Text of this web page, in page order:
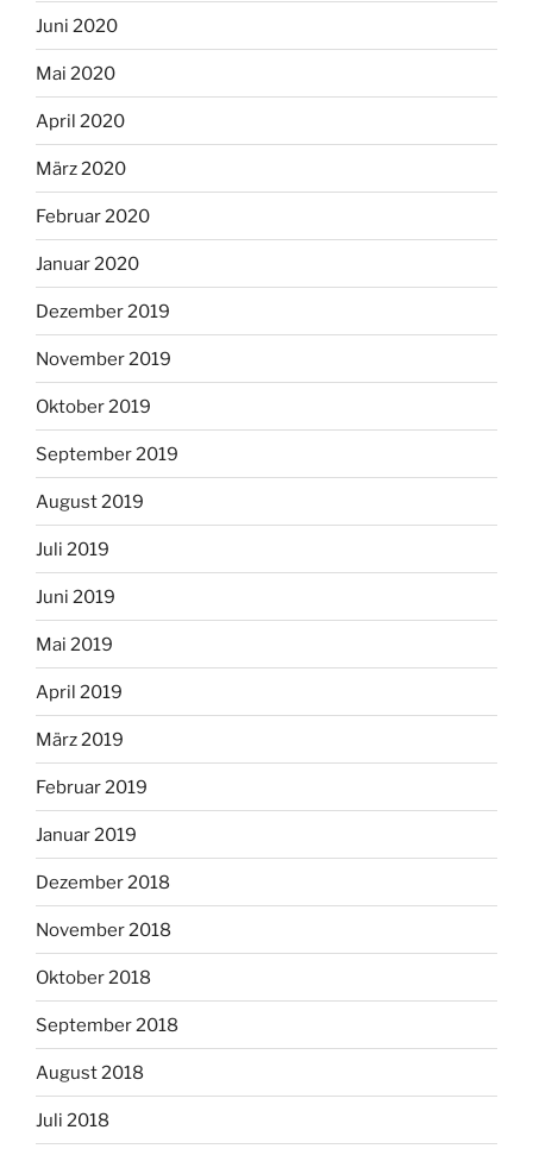
Juni 2020
Mai 2020
April 2020
März 2020
Februar 2020
Januar 2020
Dezember 2019
November 2019
Oktober 2019
September 2019
August 2019
Juli 2019
Juni 2019
Mai 2019
April 2019
März 2019
Februar 2019
Januar 2019
Dezember 2018
November 2018
Oktober 2018
September 2018
August 2018
Juli 2018